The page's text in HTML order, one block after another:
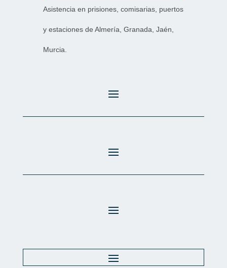
Asistencia en prisiones, comisarias, puertos
y estaciones de Almería, Granada, Jaén,
Murcia.